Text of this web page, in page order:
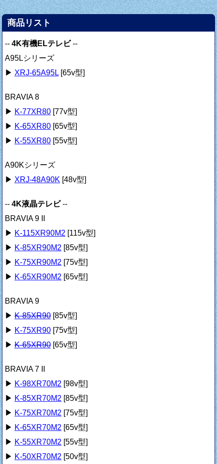
商品リスト
-- 4K有機ELテレビ--
A95Lシリーズ
▶ XRJ-65A95L[65v型]
BRAVIA 8
▶ K-77XR80[77v型]
▶ K-65XR80[65v型]
▶ K-55XR80[55v型]
A90Kシリーズ
▶ XRJ-48A90K [48v型]
-- 4K液晶テレビ--
BRAVIA 9 II
▶ K-115XR90M2 [115v型]
▶ K-85XR90M2 [85v型]
▶ K-75XR90M2 [75v型]
▶ K-65XR90M2 [65v型]
BRAVIA 9
▶K-85XR90[85v型]
▶ K-75XR90[75v型]
▶K-65XR90[65v型]
BRAVIA 7 II
▶ K-98XR70M2 [98v型]
▶ K-85XR70M2 [85v型]
▶ K-75XR70M2 [75v型]
▶ K-65XR70M2 [65v型]
▶ K-55XR70M2 [55v型]
▶ K-50XR70M2 [50v型]